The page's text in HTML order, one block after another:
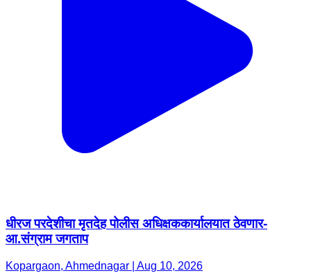
धीरज परदेशीचा मृतदेह पोलीस अधिक्षककार्यालयात ठेवणार-
आ.संग्राम जगताप
Kopargaon, Ahmednagar | Aug 10, 2026